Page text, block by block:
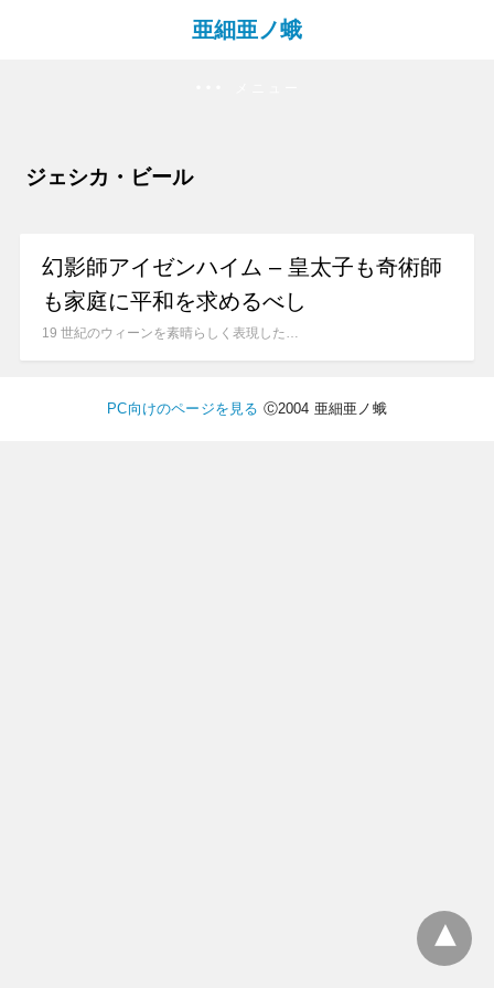
亜細亜ノ蛾
ジェシカ・ビール
幻影師アイゼンハイム – 皇太子も奇術師
も家庭に平和を求めるべし
19 世紀のウィーンを素晴らしく表現した…
PC向けのページを見る Ⓒ2004 亜細亜ノ蛾